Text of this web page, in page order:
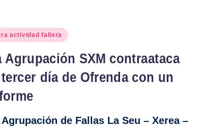
actividad fallera
Agrupación SXM contraataca
día de Ofrenda con un
Agrupación de Fallas La Seu – Xerea –